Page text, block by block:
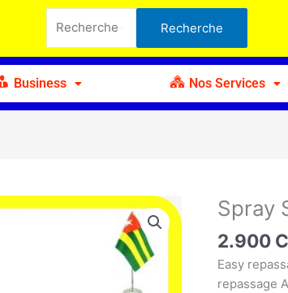
pour :
Recherche
Business Nos Services
Spray
2.900
Easy
repassage
quantité
Spray
Starch
GANSO